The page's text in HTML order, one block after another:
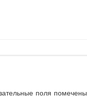
поля помечены